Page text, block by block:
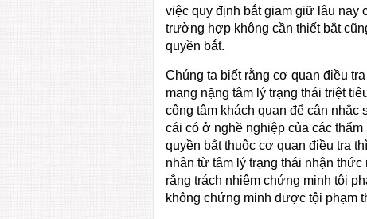
việc quy định bắt giam giữ lâu nay
trường hợp không cần thiết bắt
quyền bắt.
Chúng ta biết rằng cơ quan điều
mang nặng tâm lý trạng thái triệt
công tâm khách quan để cân nhắc
cái có ở nghề nghiệp của các
quyền bắt thuộc cơ quan điều tra
nhân từ tâm lý trạng thái nhận
rằng trách nhiệm chứng minh tội
không chứng minh được tội phạm